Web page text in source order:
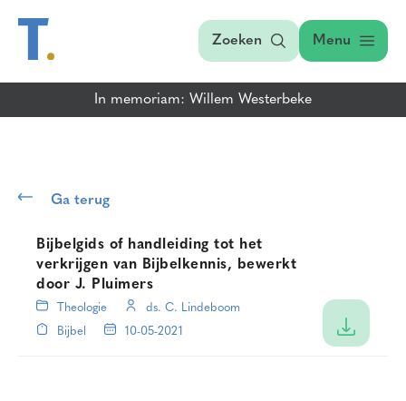
Zoeken Menu
In memoriam: Willem Westerbeke
Ga terug
Bijbelgids of handleiding tot het
verkrijgen van Bijbelkennis, bewerkt
door J. Pluimers
Theologie
ds. C. Lindeboom
Bijbel
10-05-2021